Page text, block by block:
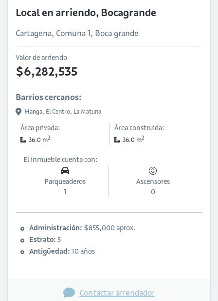
Local en arriendo, Bocagrande
Cartagena, Comuna 1, Boca grande
Valor de arriendo
$6,282,535
Barrios cercanos:
Manga, El Centro, La Matuna
Área privada:
36.0 m2
Área construida:
36.0 m2
El inmueble cuenta con:
Parqueaderos
1
Ascensores
0
Administración: $855,000 aprox.
Estrato: 5
Antigüedad: 10 años
Contactar arrendador